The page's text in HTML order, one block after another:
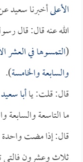
الأعلىأخبرنا سعيد
الله عنه قال: قال
(التمسوها في العشر
والسابعة والخامسة).
قال: قلت: ياأبا سعيد
ما التاسعة والسابعة
قال: إذا مضت واحدة